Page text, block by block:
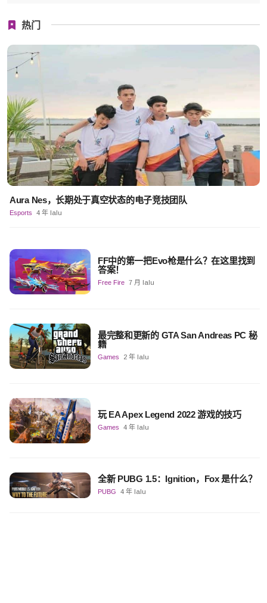
热门
Aura Nes，长期处于真空状态的电子竞技团队
Esports 4 年 lalu
FF中的第一把Evo枪是什么？在这里找到
答案！
Free Fire 7 月 lalu
最完整和更新的 GTA San Andreas PC 秘
籍
Games 2 年 lalu
玩 EA Apex Legend 2022 游戏的技巧
Games 4 年 lalu
全新 PUBG 1.5：Ignition，Fox 是什么？
PUBG 4 年 lalu